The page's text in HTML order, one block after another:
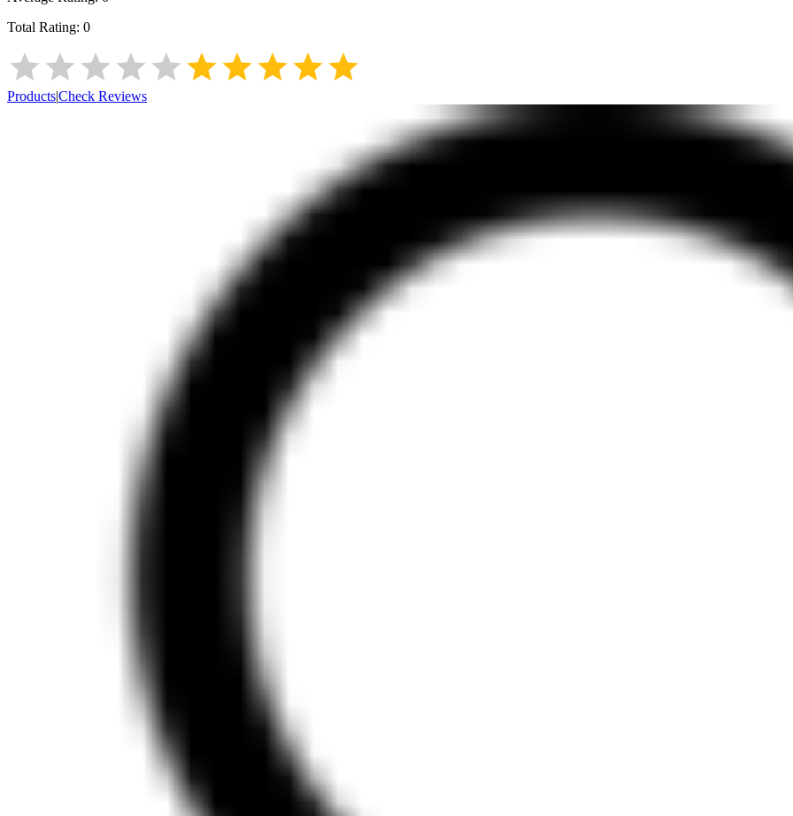
Total Rating: 0
Products|Check Reviews